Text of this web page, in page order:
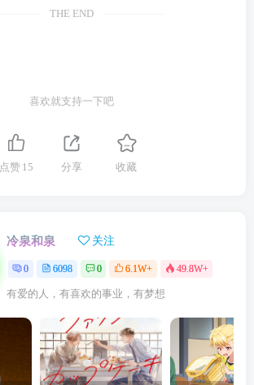
THE END
喜欢就支持一下吧
点赞 15 分享 收藏
冷泉和泉 关注
0 6098 0 6.1W+ 49.8W+
有爱的人，有喜欢的事业，有梦想